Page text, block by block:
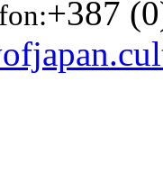
+387